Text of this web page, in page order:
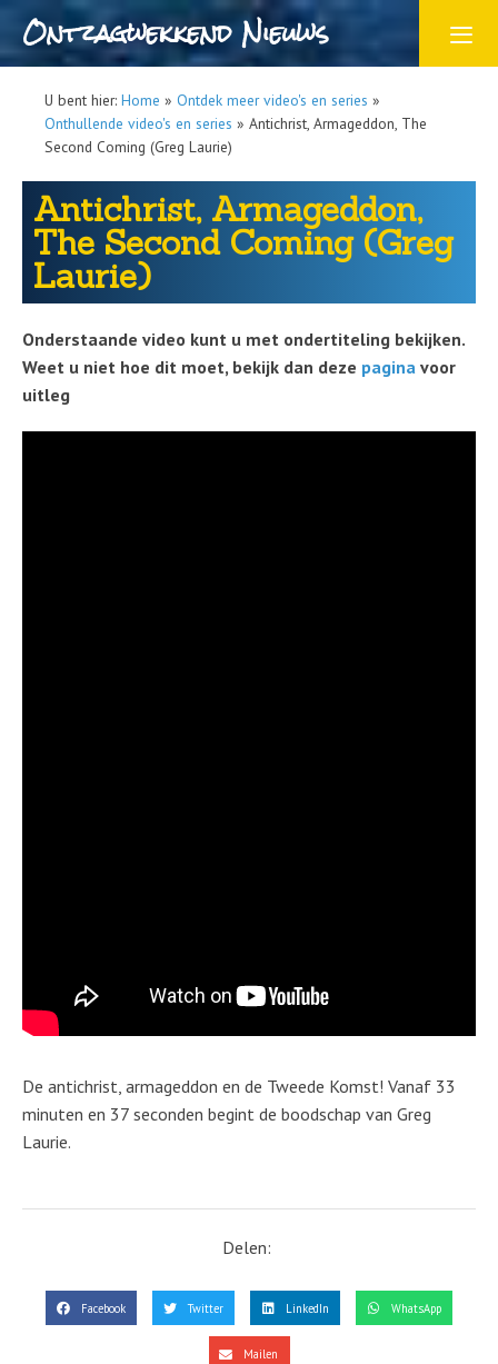
Ontzagwekkend Nieuws
U bent hier: Home » Ontdek meer video's en series »
Onthullende video's en series » Antichrist, Armageddon, The
Second Coming (Greg Laurie)
Antichrist, Armageddon,
The Second Coming (Greg
Laurie)
Onderstaande video kunt u met ondertiteling bekijken.
Weet u niet hoe dit moet, bekijk dan deze pagina voor
uitleg
De antichrist, armageddon en de Tweede Komst! Vanaf 33
minuten en 37 seconden begint de boodschap van Greg
Laurie.
Delen:
Facebook Twitter LinkedIn WhatsApp
Mailen